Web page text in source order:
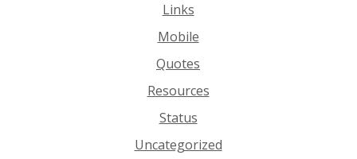
Links
Mobile
Quotes
Resources
Status
Uncategorized